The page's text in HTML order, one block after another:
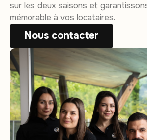
sur les deux saisons et
mémorable à vos locataires.
Nous contacter